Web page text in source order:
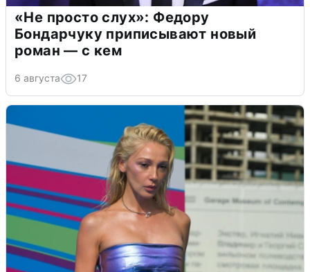
«Не просто слух»: Федору
Бондарчуку приписывают новый
роман — с кем
6 августа 17